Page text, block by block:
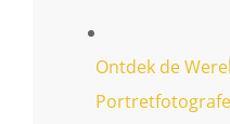
Ontdek de